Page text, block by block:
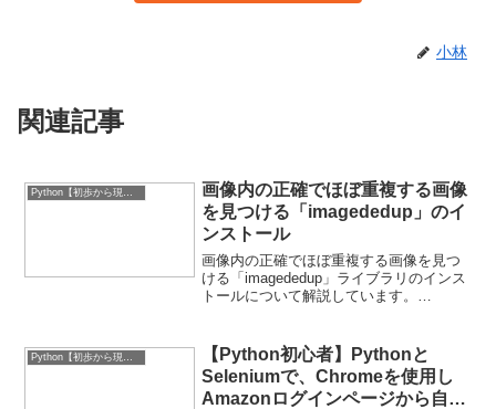
小林
関連記事
画像内の正確でほぼ重複する画像
を見つける「imagededup」のイ
ンストール
画像内の正確でほぼ重複する画像を見つ
ける「imagededup」ライブラリのインス
トールについて解説しています。
Pythonパッケージ,ライブラリです。
■Pyt...
Python【初歩から現場実務的なもの】
【Python初心者】Pythonと
Seleniumで、Chromeを使用し
Amazonログインページから自動